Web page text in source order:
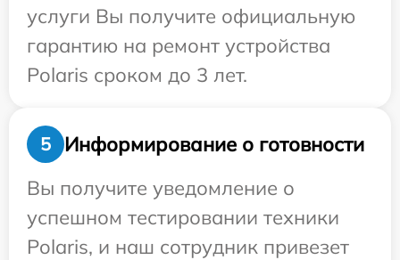
услуги Вы получите официальную
гарантию на ремонт устройства
Polaris сроком до 3 лет.
5
Информирование о готовности
Вы получите уведомление о
успешном тестировании техники
Polaris, и наш сотрудник привезет